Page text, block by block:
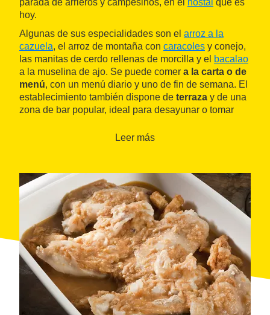
parada de arrieros y campesinos, en el hostal que es
hoy.
Algunas de sus especialidades son el arroz a la
cazuela, el arroz de montaña con caracoles y conejo,
las manitas de cerdo rellenas de morcilla y el bacalao
a la muselina de ajo. Se puede comer a la carta o de
menú, con un menú diario y uno de fin de semana. El
establecimiento también dispone de terraza y de una
zona de bar popular, ideal para desayunar o tomar
Leer más